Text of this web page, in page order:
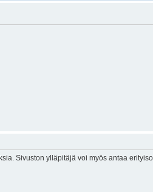
Sivuston ylläpitäjä voi myös antaa